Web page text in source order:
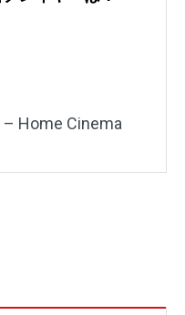
Home Cinema